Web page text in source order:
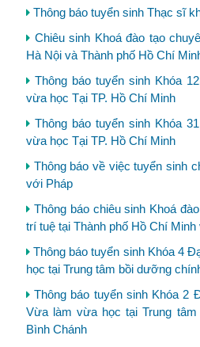
Thông báo tuyển sinh Thạc sĩ
Chiêu sinh Khoá đào tạo
Hà Nội và Thành phố Hồ Chí
Thông báo tuyển sinh Khóa
vừa học Tại TP. Hồ Chí Minh
Thông báo tuyển sinh Khóa
vừa học Tại TP. Hồ Chí Minh
Thông báo về việc tuyển sinh
với Pháp
Thông báo chiêu sinh Khoá
trí tuệ tại Thành phố Hồ Chí Minh
Thông báo tuyển sinh Khóa 4
học tại Trung tâm bồi dưỡng
Thông báo tuyển sinh Khóa 2
Vừa làm vừa học tại Trung
Bình Chánh